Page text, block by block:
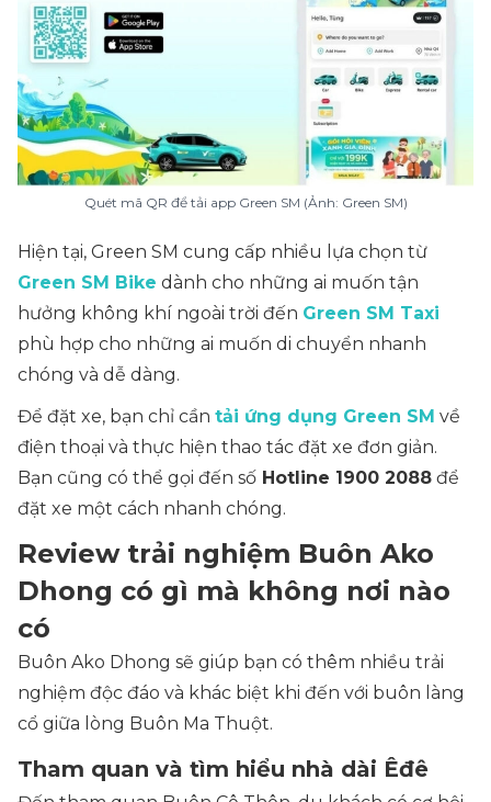
Quét mã QR để tải app Green SM (Ảnh: Green SM)
Hiện tại, Green SM cung cấp nhiều lựa chọn từ
Green SM Bike dành cho những ai muốn tận
hưởng không khí ngoài trời đến Green SM Taxi
phù hợp cho những ai muốn di chuyển nhanh
chóng và dễ dàng.
Để đặt xe, bạn chỉ cần tải ứng dụng Green SM về
điện thoại và thực hiện thao tác đặt xe đơn giản.
Bạn cũng có thể gọi đến số Hotline 1900 2088 để
đặt xe một cách nhanh chóng.
Review trải nghiệm Buôn Ako
Dhong có gì mà không nơi nào
có
Buôn Ako Dhong sẽ giúp bạn có thêm nhiều trải
nghiệm độc đáo và khác biệt khi đến với buôn làng
cổ giữa lòng Buôn Ma Thuột.
Tham quan và tìm hiểu nhà dài Êđê